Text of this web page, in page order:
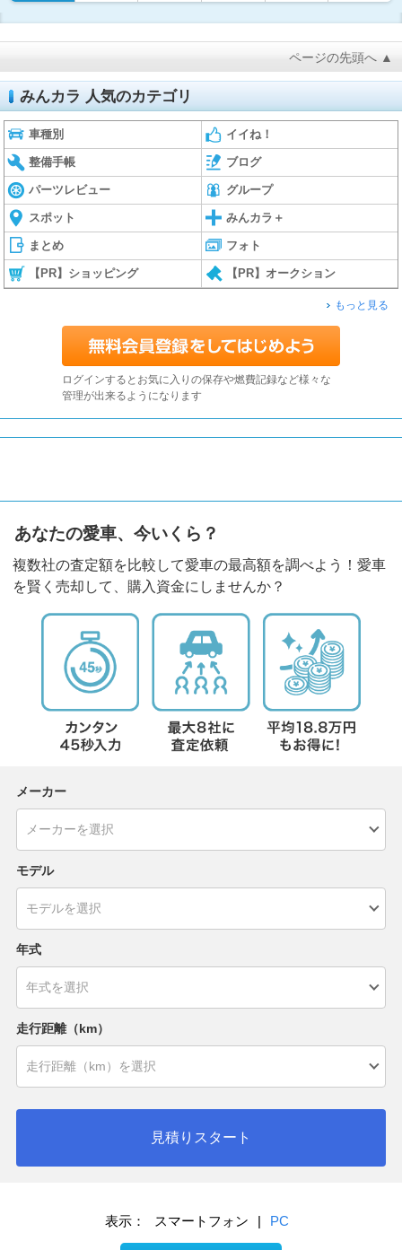
ページの先頭へ ▲
みんカラ 人気のカテゴリ
車種別 イイね！
整備手帳 ブログ
パーツレビュー グループ
スポット みんカラ＋
まとめ フォト
【PR】ショッピング 【PR】オークション
もっと見る
ログインするとお気に入りの保存や燃費記録など様々な
管理が出来るようになります
あなたの愛車、今いくら？
複数社の査定額を比較して愛車の最高額を調べよう！愛車
を賢く売却して、購入資金にしませんか？
メーカー
モデル
年式
走行距離（km）
見積りスタート
表示： スマートフォン | PC